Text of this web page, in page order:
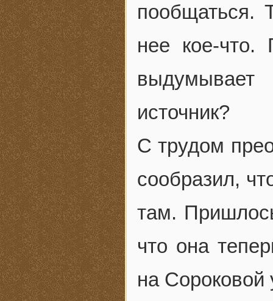
пообщаться.
нее кое-что.
источник?
С трудом
сообразил,
там.
что она
на Сороковой